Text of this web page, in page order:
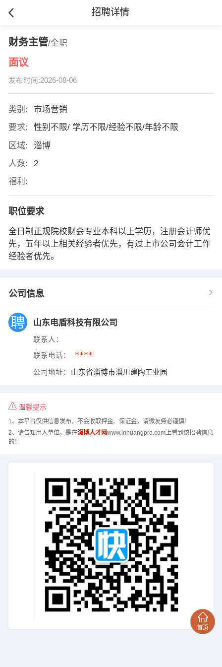
招聘详情
财务主管/全职
面议
发布时间:2026-08-06
类别:
市场营销
要求:
性别不限/ 学历不限/经验不限/年龄不限
区域:
淄博
人数:
2
福利:
职位要求
全日制正规院校财会专业本科以上学历，注册会计师优
先，五年以上相关经验者优先，有过上市公司会计工作
经验者优先。
公司信息
山东电盾科技有限公司
联系人：
联系电话： ****
公司地址： 山东省淄博市淄川建陶工业园
温馨提示
1、本平台仅供信息发布，不会收取押金、保证金，请微友务必谨慎！
2、请告知用人单位，是在淄博人才网www.lnhuangpro.com上看到该招聘信息
的！